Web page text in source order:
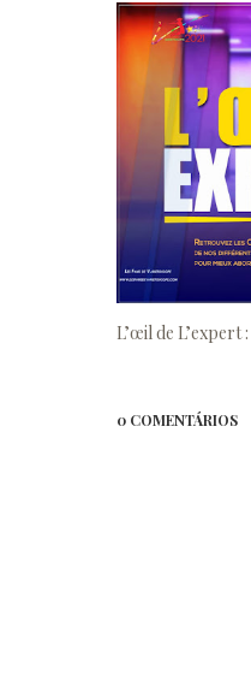
L’œil de L’expert
0 COMENTÁRIOS